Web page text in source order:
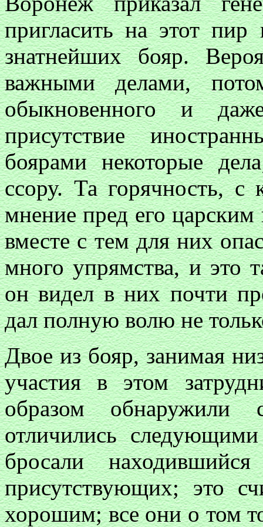
пригласить на этот пир
знатнейших бояр.
важными делами,
обыкновенного и
присутствие
боярами некоторые
ссору. Та горячность, с
мнение пред его
вместе с тем для них
много упрямства, и это
он видел в них почти
дал полную волю не
Двое из бояр, занимая
участия в этом
образом обнаружили
отличились
бросали
присутствующих; это
хорошим; все они о том